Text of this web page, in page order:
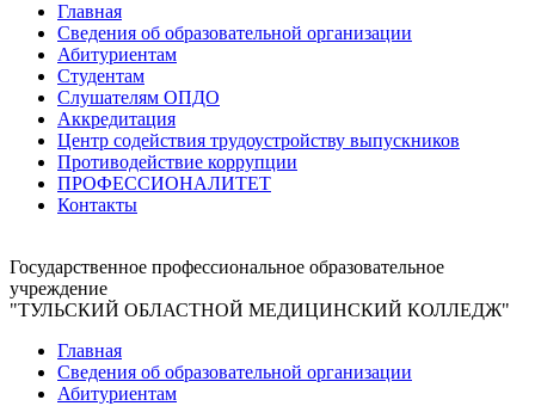
Главная
Сведения об образовательной организации
Абитуриентам
Студентам
Слушателям ОПДО
Аккредитация
Центр содействия трудоустройству выпускников
Противодействие коррупции
ПРОФЕССИОНАЛИТЕТ
Контакты
Государственное профессиональное образовательное
учреждение
"ТУЛЬСКИЙ ОБЛАСТНОЙ МЕДИЦИНСКИЙ КОЛЛЕДЖ"
Главная
Сведения об образовательной организации
Абитуриентам